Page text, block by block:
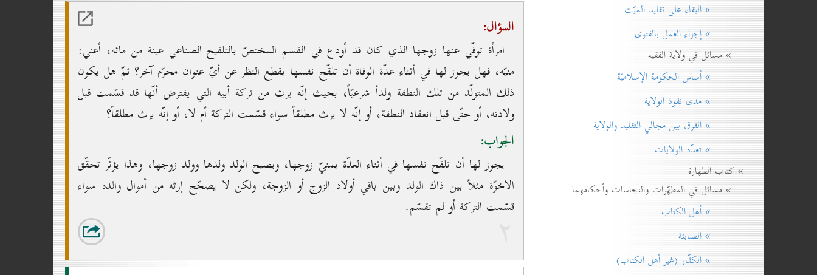
السؤال:
امرأة توفّي عنها زوجها الذي كان قد أودع في القسم المختصّ بالتلقيح الصناعي عينة من مائه، أعني:
منيّه، فهل يجوز لها في أثناء عدّة الوفاة أن تلقّح نفسها بقطع النظر عن أيّ عنوان محرّم آخر؟ ثمّ هل يكون
ذلك المتولّد من تلك النطفة ولداً شرعيّاً، بحيث إنّه يرث من تركة أبيه التي يفترض أنّها قد قسّمت قبل
ولادته، أو حتّى قبل انعقاد النطفة، أو إنّه لا يرث مطلقاً سواء قسّمت التركة أم لا، أو إنّه يرث مطلقاً؟
الجواب:
يجوز لها أن تلقّح نفسها في أثناء العدّة بمنيّ زوجها، ويصبح الولد ولدها وولد زوجها، وهذا يؤثّر تحقّق
الاخوّة مثلاً بين ذاك الولد وبين باقي أولاد الزوج أو الزوجة، ولكن لا يصحّح إرثه من أموال والده سواء
قسّمت التركة أو لم تقسّم.
۲
» البقاء على تقليد الميّت
» إجزاء العمل بالفتوی
» مسائل في ولاية الفقيه
» أساس الحكومة الإسلاميّة
» مدی نفوذ الولاية
» الفرق بين مجالي التقليد والولاية
» تعدّد الولايات
» كتاب الطهارة
» مسائل في المطهّرات والنجاسات وأحكامهما
» أهل الكتاب
» الصابئة
» الكفّار (غير أهل الكتاب)